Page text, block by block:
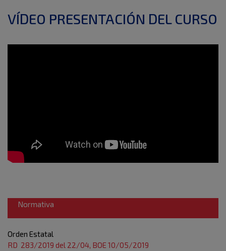
VÍDEO PRESENTACIÓN DEL CURSO
Normativa
Orden Estatal
RD 283/2019 del 22/04, BOE 10/05/2019